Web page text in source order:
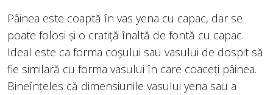
Pâinea este coaptă în vas yena cu capac, dar se
poate folosi și o cratiță înaltă de fontă cu capac.
Ideal este ca forma coșului sau vasului de dospit să
fie similară cu forma vasului în care coaceți pâinea.
Bineînțeles că dimensiunile vasului yena sau a